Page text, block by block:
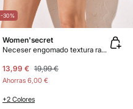
-30%
Women'secret
Neceser engomado textura rafia naranja
13,99 € 19,99 €
Ahorras 6,00 €
+2 Colores